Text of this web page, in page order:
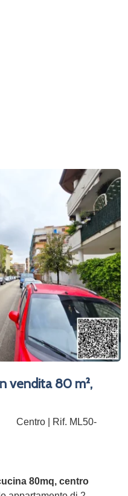
vendita 80 m²,
Centro | Rif. ML50-
80mq, centro